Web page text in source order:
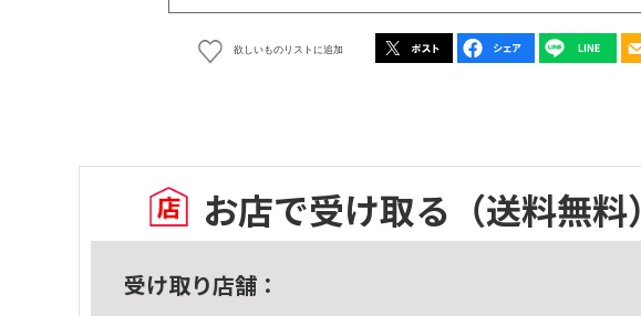
欲しいものリストに追加
お店で受け取る （送料無料）
受け取り店舗：